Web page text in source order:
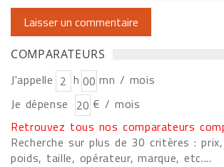
COMPARATEURS
J'appelle h
mn / mois
Je dépense
€ / mois
Retrouvez tous nos comparateurs
Recherche sur plus de 30 critères :
poids, taille, opérateur, marque, etc....